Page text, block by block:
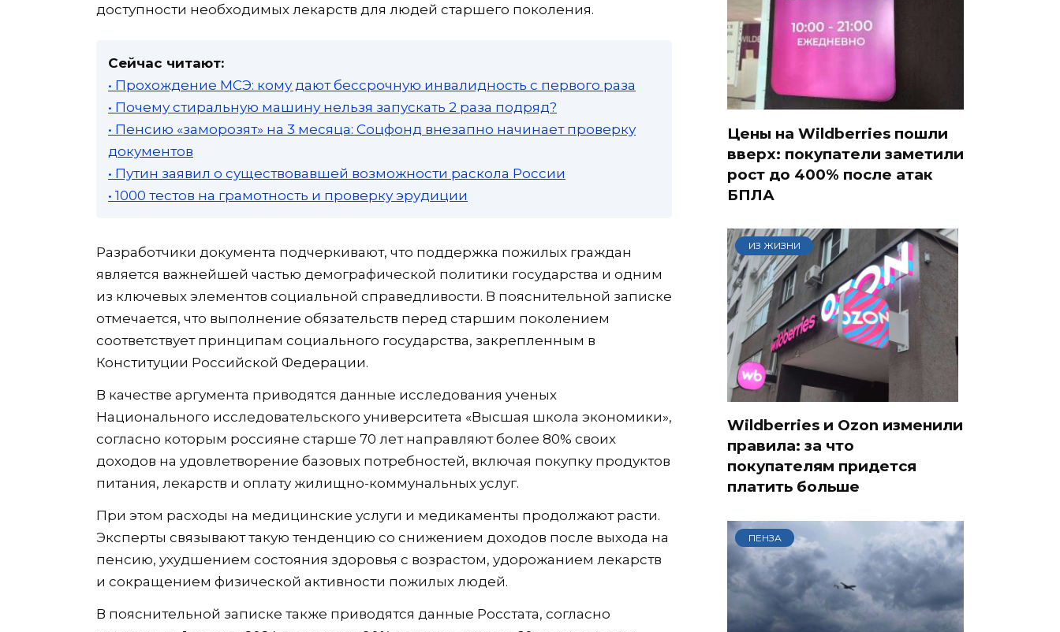
доступности необходимых лекарств для людей старшего поколения.
Сейчас читают:
• Прохождение МСЭ: кому дают бессрочную инвалидность с первого раза
• Почему стиральную машину нельзя запускать 2 раза подряд?
• Пенсию «заморозят» на 3 месяца: Соцфонд внезапно начинает проверку
документов
• Путин заявил о существовавшей возможности раскола России
• 1000 тестов на грамотность и проверку эрудиции
Разработчики документа подчеркивают, что поддержка пожилых граждан
является важнейшей частью демографической политики государства и одним
из ключевых элементов социальной справедливости. В пояснительной записке
отмечается, что выполнение обязательств перед старшим поколением
соответствует принципам социального государства, закрепленным в
Конституции Российской Федерации.
В качестве аргумента приводятся данные исследования ученых
Национального исследовательского университета «Высшая школа экономики»,
согласно которым россияне старше 70 лет направляют более 80% своих
доходов на удовлетворение базовых потребностей, включая покупку продуктов
питания, лекарств и оплату жилищно-коммунальных услуг.
При этом расходы на медицинские услуги и медикаменты продолжают расти.
Эксперты связывают такую тенденцию со снижением доходов после выхода на
пенсию, ухудшением состояния здоровья с возрастом, удорожанием лекарств
и сокращением физической активности пожилых людей.
В пояснительной записке также приводятся данные Росстата, согласно
Цены на Wildberries пошли
вверх: покупатели заметили
рост до 400% после атак
БПЛА
ИЗ ЖИЗНИ
Wildberries и Ozon изменили
правила: за что
покупателям придется
платить больше
ПЕНЗА